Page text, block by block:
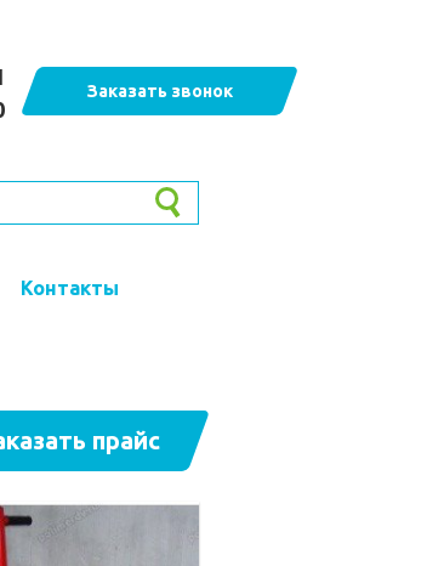
Заказать звонок
Контакты
прайс